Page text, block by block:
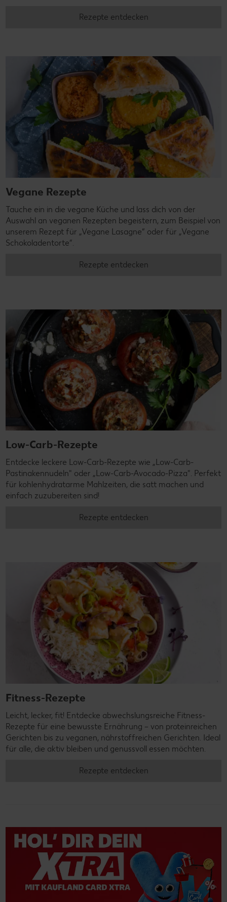
Rezepte entdecken
Vegane Rezepte
Tauche ein in die vegane Küche und lass dich von der
Auswahl an veganen Rezepten begeistern, zum Beispiel von
unserem Rezept für „Vegane Lasagne“ oder für „Vegane
Schokoladentorte“.
Rezepte entdecken
Low-Carb-Rezepte
Entdecke leckere Low-Carb-Rezepte wie „Low-Carb-
Pastinakennudeln" oder „Low-Carb-Avocado-Pizza". Perfekt
für kohlenhydratarme Mahlzeiten, die satt machen und
einfach zuzubereiten sind!
Rezepte entdecken
Fitness-Rezepte
Leicht, lecker, fit! Entdecke abwechslungsreiche Fitness-
Rezepte für eine bewusste Ernährung – von proteinreichen
Gerichten bis zu veganen, nährstoffreichen Gerichten. Ideal
für alle, die aktiv bleiben und genussvoll essen möchten.
Rezepte entdecken